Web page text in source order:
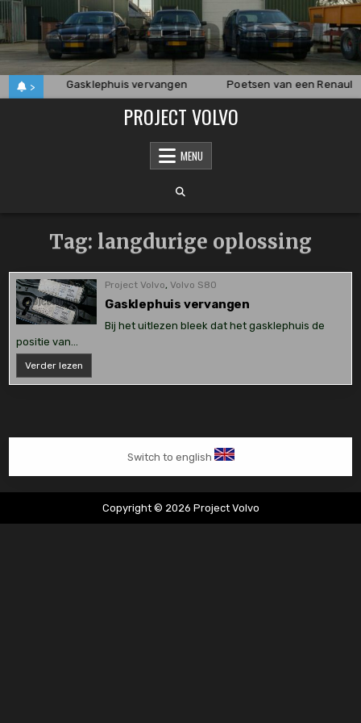
Skip
to
content
> Gasklephuis vervangen Poetsen van een Renault
PROJECT VOLVO
MENU
Tag: langdurige oplossing
Project Volvo,Volvo S80
Gasklephuis vervangen
Bij het uitlezen bleek dat het gasklephuis de
positie van…
Verder lezen
vervangen
Switch to english
Copyright © 2026 Project Volvo